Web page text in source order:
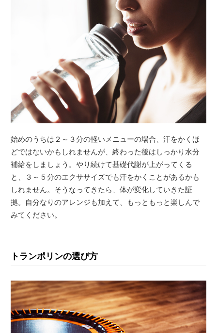
始めのうちは２～３分の軽いメニューの場合、汗をかくほ
どではないかもしれませんが、終わった後はしっかり水分
補給をしましょう。やり続けて基礎代謝が上がってくる
と、３～５分のエクササイズでも汗をかくことがあるかも
しれません。そうなってきたら、体が変化していきた証
拠。自分なりのアレンジも加えて、もっともっと楽しんで
みてください。
トランポリンの選び方